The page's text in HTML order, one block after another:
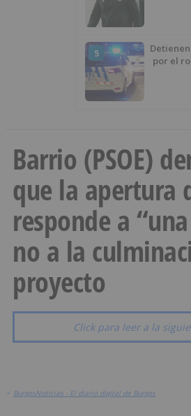
5
por el
Barrio (PSOE)
que la apertura
responde a
no a la
proyecto
Click para leer a la
> BurgosNoticias - El diario digital de Burgos